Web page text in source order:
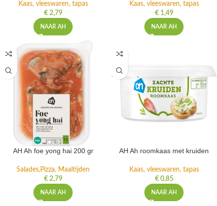
Kaas, vleeswaren, tapas
€2,79
NAAR AH
Kaas, vleeswaren, tapas
€1,49
NAAR AH
AH Ah foe yong hai 200 gr
Salades,Pizza, Maaltijden
€2,79
NAAR AH
AH Ah roomkaas met kruiden
Kaas, vleeswaren, tapas
€0,85
NAAR AH